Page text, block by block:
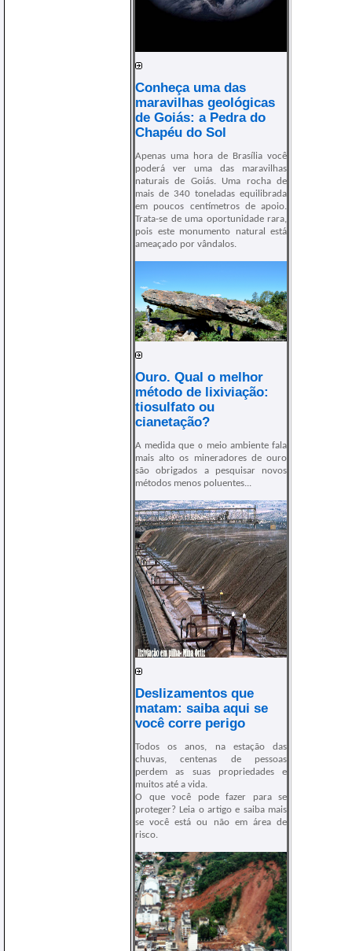
Conheça uma das
maravilhas geológicas
de Goiás: a Pedra do
Chapéu do Sol
Apenas uma hora de Brasília você
poderá ver uma das maravilhas
naturais de Goiás. Uma rocha de
mais de 340 toneladas equilibrada
em poucos centímetros de apoio.
Trata-se de uma oportunidade rara,
pois este monumento natural está
ameaçado por vândalos.
Ouro. Qual o melhor
método de lixiviação:
tiosulfato ou
cianetação?
A medida que o meio ambiente fala
mais alto os mineradores de ouro
são obrigados a pesquisar novos
métodos menos poluentes...
Deslizamentos que
matam: saiba aqui se
você corre perigo
Todos os anos, na estação das
chuvas, centenas de pessoas
perdem as suas propriedades e
muitos até a vida.
O que você pode fazer para se
proteger? Leia o artigo e saiba mais
se você está ou não em área de
risco.